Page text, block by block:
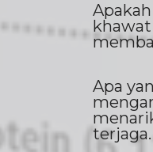
Apa
terjaga.